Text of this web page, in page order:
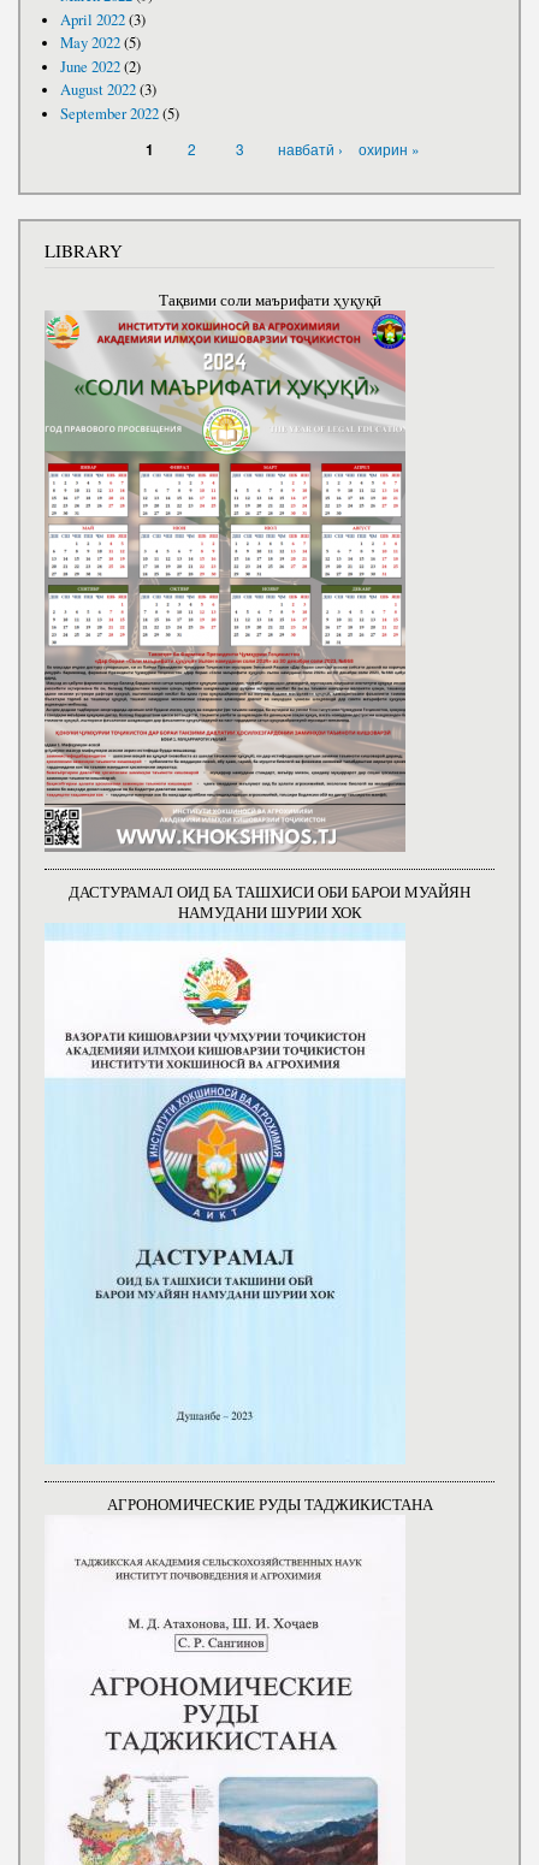
April 2022(3)
May 2022(5)
June 2022(2)
August 2022(3)
September 2022(5)
1 2 3 навбатӣ › охирин »
LIBRARY
Тақвими соли маърифати ҳуқуқӣ
ДАСТУРАМАЛ ОИД БА ТАШХИСИ ОБИ БАРОИ МУАЙЯН
НАМУДАНИ ШУРИИ ХОК
АГРОНОМИЧЕСКИЕ РУДЫ ТАДЖИКИСТАНА